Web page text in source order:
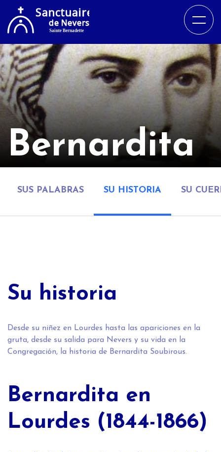
Bernardita
SUS PALABRAS SU HISTORIA SU
Su historia
Desde su niñez en Lourdes hasta las apariciones en la
gruta, desde su salida para Nevers y su vida en la
Congregación, la historia de Bernardita Soubirous.
Bernardita en
Lourdes (1844-1866)